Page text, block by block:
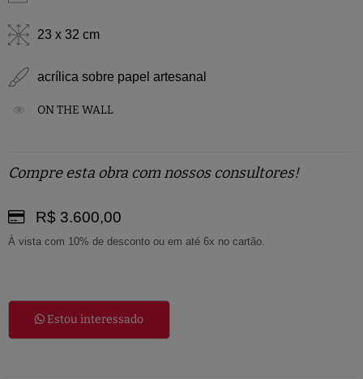
23 x 32 cm
acrílica sobre papel artesanal
ON THE WALL
Compre esta obra com nossos consultores!
R$ 3.600,00
À vista com 10% de desconto ou em até 6x no cartão.
Estou interessado